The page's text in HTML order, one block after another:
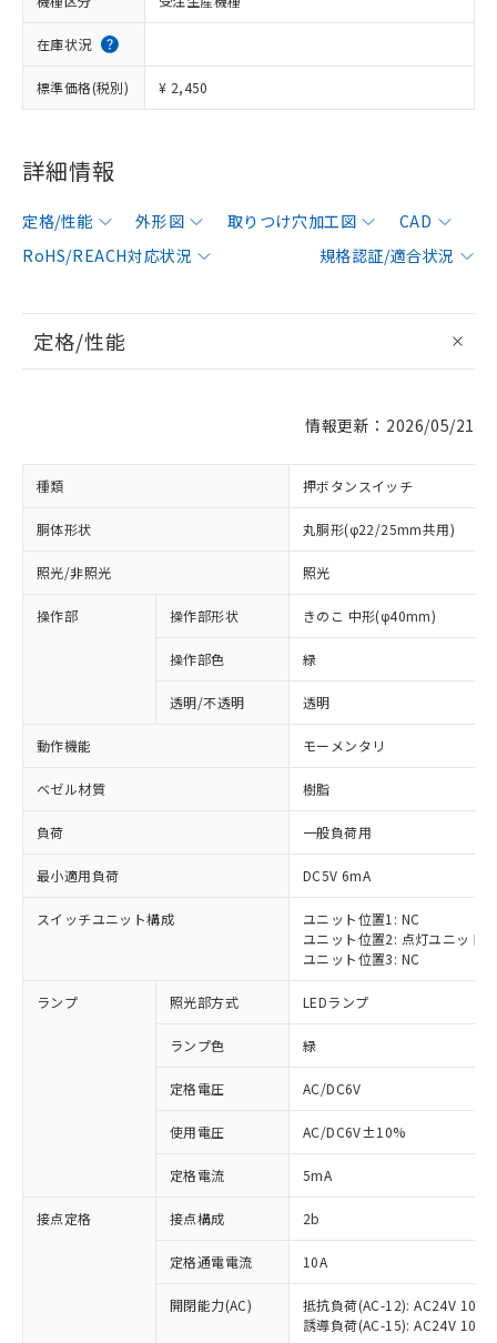
在庫状況
標準価格(税別) ¥ 2,450
詳細情報
定格/性能 外形図 取りつけ穴加工図
CAD
RoHS/REACH対応状況
規格認証/適合状況
定格/性能
情報更新：2026/05/21
種類 押ボタンスイッチ
胴体形状 丸胴形(φ22/25mm共用)
照光/非照光 照光
操作部 操作部形状 きのこ 中形(φ40mm)
操作部色 緑
透明/不透明 透明
動作機能 モーメンタリ
ベゼル材質 樹脂
負荷 一般負荷用
最小適用負荷 DC5V 6mA
スイッチユニット構成
ユニット位置1: NC
ユニット位置2: 点灯ユニット
ユニット位置3: NC
ランプ 照光部方式 LEDランプ
ランプ色 緑
定格電圧 AC/DC6V
使用電圧 AC/DC6V±10%
定格電流 5mA
接点定格 接点構成 2b
定格通電電流 10A
開閉能力(AC)
抵抗負荷(AC-12): AC24V 10A/
誘導負荷(AC-15): AC24V
ご利用条件
以下の条件をお読みいただき、同意のうえ
ご利用ください。
本サービスは、当社制御機器事業取扱
商品の当社在庫状況および標準価格
(税抜)を提供させていただくもので
当社制御機器事業取扱商品の中には、
対応済み：EU RoHS指令（10物質）の
非含有に対応した製品が提供可能な商品で
対応予定：EU RoHS指令（10物質）の非含
有に対応した製品に切り替える予定のある
対応予定なし：EU RoHS指令（10物質）の
非含有に非対応の商品で、対応品を出す予
調査・確認中：EU RoHS指令（10物質）の
非含有の対応状況を調査中または確認中の
非該当品：ライセンス料など無形物で、有
害物質有無と関係のない商品です。
仕入先様の事情により、非含有部品として
「○」：最大均質材料含有率が中国RoHSの
基準値以下であることを示します。
「×」：最大均質材料含有率が中国RoHSの